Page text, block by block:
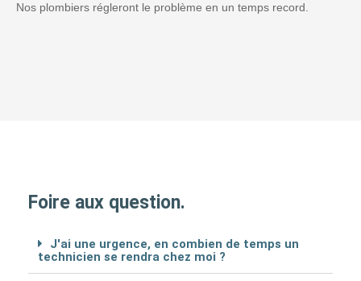
Nos plombiers régleront le problème en un temps record.
Foire aux question.
J'ai une urgence, en combien de temps un
technicien se rendra chez moi ?